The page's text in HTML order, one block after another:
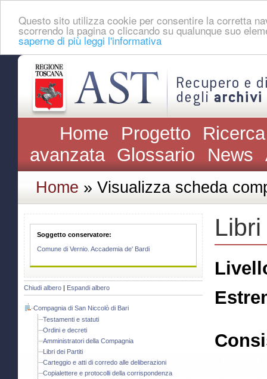
Questo sito utilizza cookie per consentire la corretta
scorrendo la pagina o cliccando su qualunque suo
saperne di più leggi l'informativa
Home Progetto
avanzata Glossario News
Home » Visualizza scheda
Soggetto conservatore:
Comune di Vernio. Accademia de' Bardi
Chiudi albero Espandi albero
Compagnia di San Niccolò di Bari
Testamenti e statuti
Ordini e decreti
Amministratori della Compagnia
Libri dei Partiti
Carteggio e atti di corredo alle deliberazioni
Copialettere e protocolli della corrispondenza